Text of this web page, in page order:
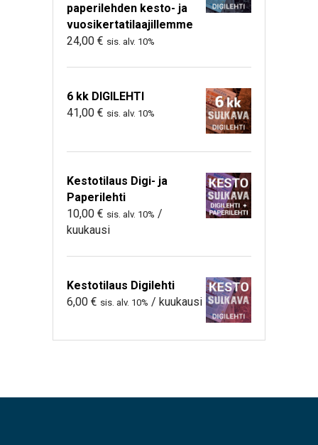
paperilehden kesto- ja
vuosikertatilaajillemme
24,00 € sis. alv. 10%
6 kk DIGILEHTI
41,00 € sis. alv. 10%
Kestotilaus Digi- ja
Paperilehti
10,00 € sis. alv. 10% /
kuukausi
Kestotilaus Digilehti
6,00 € sis. alv. 10% / kuukausi